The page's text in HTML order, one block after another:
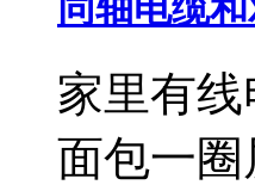
家里有
面包一